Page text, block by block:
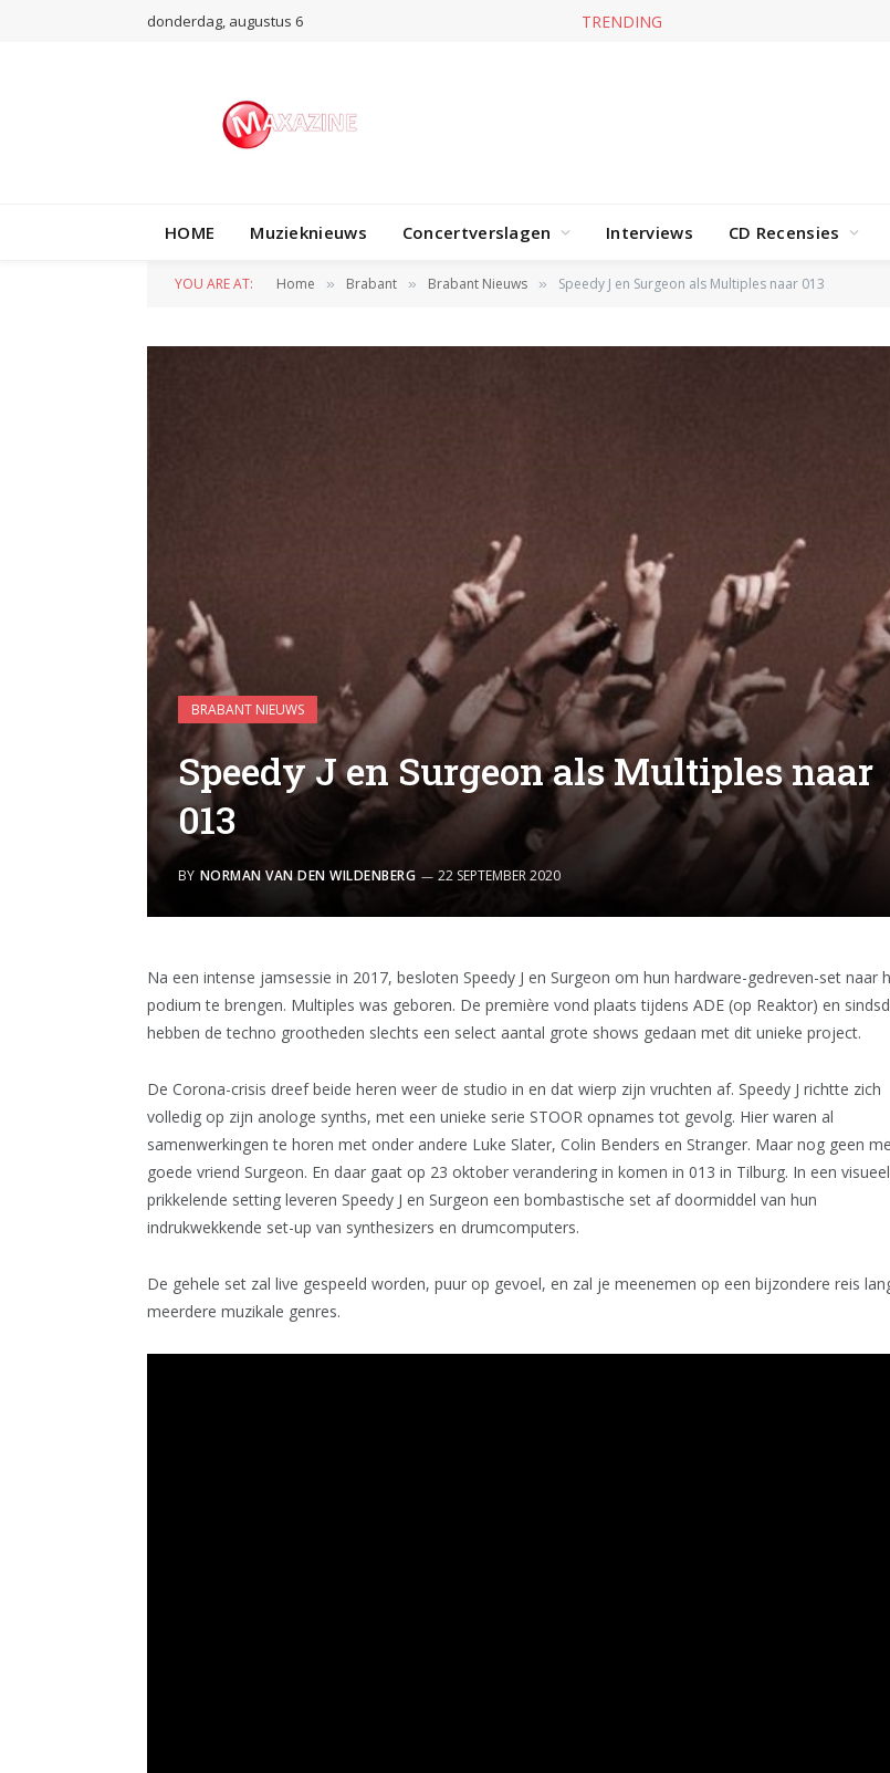
donderdag, augustus 6 TRENDING
HOME Muzieknieuws Concertverslagen Interviews CD Recensies
YOU ARE AT: Home » Brabant » Brabant Nieuws » Speedy J en Surgeon als Multiples naar 013
BRABANT NIEUWS
Speedy J en Surgeon als Multiples naar
013
BY NORMAN VAN DEN WILDENBERG 22 SEPTEMBER 2020
Na een intense jamsessie in 2017, besloten Speedy J en Surgeon om hun hardware-gedreven-set naar
podium te brengen. Multiples was geboren. De première vond plaats tijdens ADE (op Reaktor) en
hebben de techno grootheden slechts een select aantal grote shows gedaan met dit unieke project.
De Corona-crisis dreef beide heren weer de studio in en dat wierp zijn vruchten af. Speedy J richtte zich
volledig op zijn anologe synths, met een unieke serie STOOR opnames tot gevolg. Hier waren al
samenwerkingen te horen met onder andere Luke Slater, Colin Benders en Stranger. Maar nog geen
goede vriend Surgeon. En daar gaat op 23 oktober verandering in komen in 013 in Tilburg. In een visueel
prikkelende setting leveren Speedy J en Surgeon een bombastische set af doormiddel van hun
indrukwekkende set-up van synthesizers en drumcomputers.
De gehele set zal live gespeeld worden, puur op gevoel, en zal je meenemen op een bijzondere reis
meerdere muzikale genres.